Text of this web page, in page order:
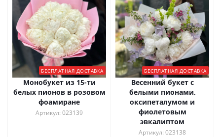
БЕСПЛАТНАЯ ДОСТАВКА
Монобукет из 15-ти
белых пионов в розовом
фоамиране
Артикул: 023139
БЕСПЛАТНАЯ ДОСТАВКА
Весенний букет с
белыми пионами,
оксипеталумом и
фиолетовым
эвкалиптом
Артикул: 023138